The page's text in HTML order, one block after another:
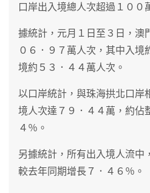
口岸出入境總人次超過１００
據統計，元月１日至３日，澳
０６．９７萬人次，其中入境
境約５３．４４萬人次。
以口岸統計，與珠海拱北口岸
境人次達７９．４４萬，約佔
４％。
另據統計，所有出入境人流中
較去年同期增長７．４６％。